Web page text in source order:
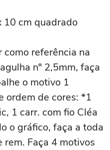
10 cm quadrado
referência na
nº 2,5mm, faça
o motivo 1
ordem de cores: *1
1 carr. com fio Cléa
o gráfico, faça a toda
rem. Faça 4 motivos